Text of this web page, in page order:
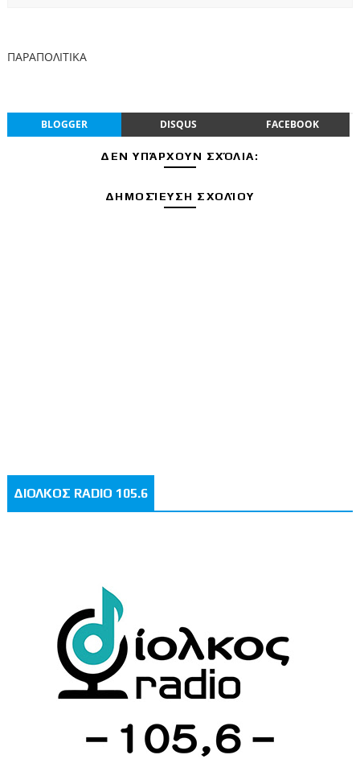
ΠΑΡΑΠΟΛΙΤΙΚΑ
BLOGGER DISQUS FACEBOOK
ΔΕΝ ΥΠΆΡΧΟΥΝ ΣΧΌΛΙΑ:
ΔΗΜΟΣΊΕΥΣΗ ΣΧΟΛΊΟΥ
ΔΙΟΛΚΟΣ RADIO 105.6